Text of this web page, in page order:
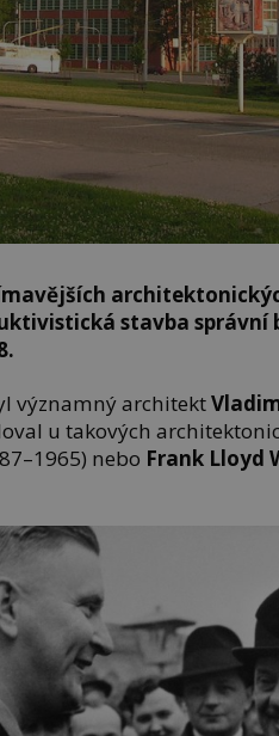
stavba správní
významný architekt
u takových
nebo Frank Lloyd